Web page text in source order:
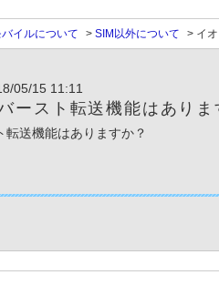
イルについて > SIM以外について > イ
05/15 11:11
ースト転送機能はありま
送機能はありますか？